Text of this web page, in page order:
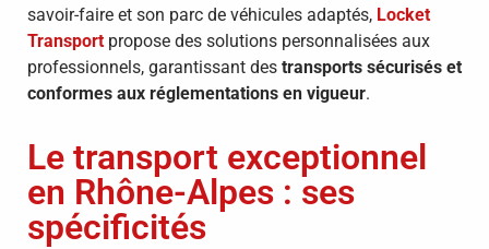
savoir-faire et son parc de véhicules adaptés, Locket
Transport propose des solutions personnalisées aux
professionnels, garantissant des transports sécurisés et
conformes aux réglementations en vigueur.
Le transport exceptionnel
en Rhône-Alpes : ses
spécificités